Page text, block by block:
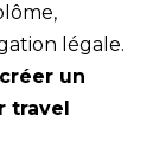
légale.
un
travel